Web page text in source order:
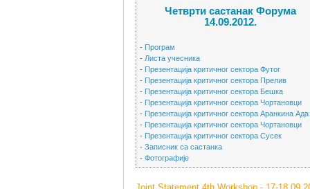
Четврти састанак Форума
14.09.2012.
- Програм
- Листа учесника
- Презентација критичног сектора Футог
- Презентација критичног сектора Прелив
- Презентација критичног сектора Бешка
- Презентација критичног сектора Чортановци
- Презентација критичног сектора Аранкина Ада
- Презентација критичног сектора Чортановци
- Презентација критичног сектора Сусек
-Записник са састанка
-Фотографије